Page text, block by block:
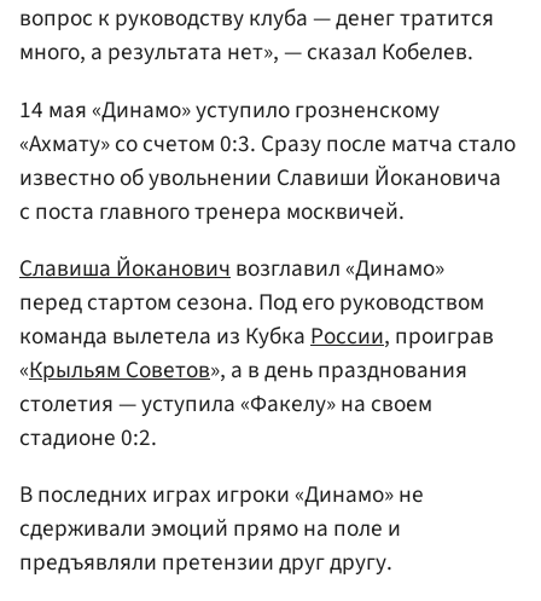
вопрос к руководству клуба — денег тратится
много, а результата нет», — сказал Кобелев.
14 мая «Динамо» уступило грозненскому
«Ахмату» со счетом 0:3. Сразу после матча стало
известно об увольнении Славиши Йокановича
с поста главного тренера москвичей.
Славиша Йокановичвозглавил «Динамо»
перед стартом сезона. Под его руководством
команда вылетела из КубкаРоссии, проиграв
«Крыльям Советов», а в день празднования
столетия — уступила «Факелу» на своем
стадионе 0:2.
В последних играх игроки «Динамо» не
сдерживали эмоций прямо на поле и
предъявляли претензии друг другу.